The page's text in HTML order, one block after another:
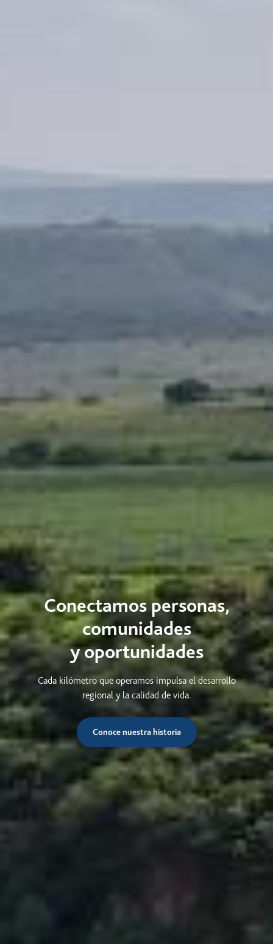
Conectamos personas,
comunidades
y oportunidades
Cada kilómetro que operamos impulsa el desarrollo
regional y la calidad de vida.
Conoce nuestra historia